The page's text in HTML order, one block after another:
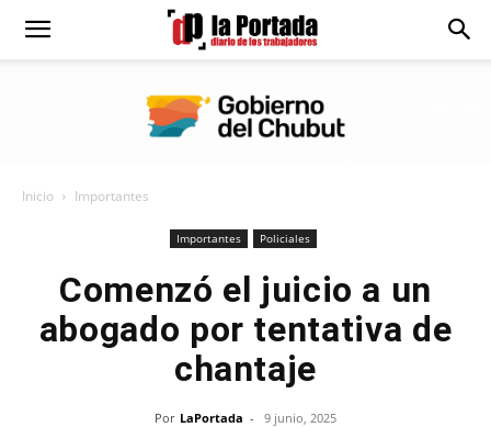
Diario
Inicio Importantes
Importantes Policiales
Comenzó el juicio a un
abogado por tentativa de
chantaje
Por LaPortada - 9 junio, 2025